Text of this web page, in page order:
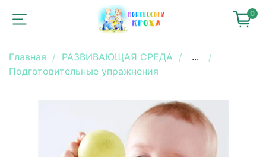
0
Главная РАЗВИВАЮЩАЯ СРЕДА
...
Подготовительные упражнения